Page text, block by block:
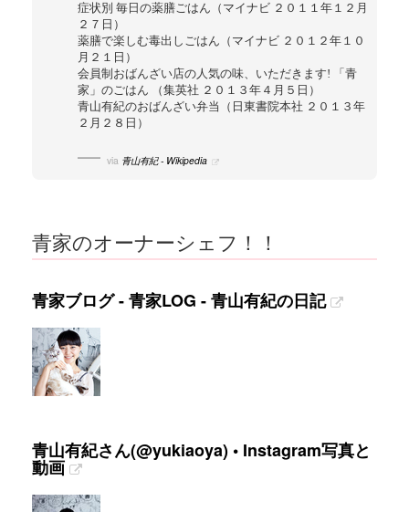
症状別 毎日の薬膳ごはん（マイナビ ２０１１年１２月
２７日）
薬膳で楽しむ毒出しごはん（マイナビ ２０１２年１０
月２１日）
会員制おばんざい店の人気の味、いただきます! 「青
家」のごはん （集英社 ２０１３年４月５日）
青山有紀のおばんざい弁当（日東書院本社 ２０１３年
２月２８日）
via 青山有紀 - Wikipedia
青家のオーナーシェフ！！
青家ブログ - 青家LOG - 青山有紀の日記
青山有紀さん(@yukiaoya) • Instagram写真と
動画